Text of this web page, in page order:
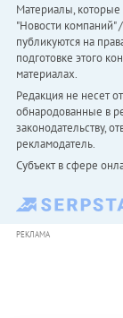
Материалы, которые
"Новости компаний"
публикуются на
подготовке этого
материалах.
Редакция не несет
обнародованные в
законодательству,
рекламодатель.
Субъект в сфере
РЕКЛАМА